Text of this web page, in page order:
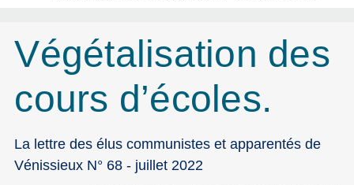
Végétalisation des
cours d’écoles.
La lettre des élus communistes et apparentés de
Vénissieux N° 68 - juillet 2022